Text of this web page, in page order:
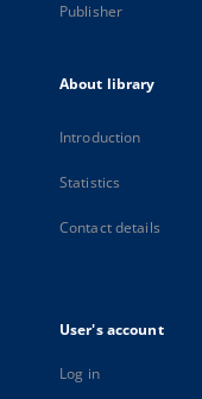
Publisher
About library
Introduction
Statistics
Contact details
User's account
Log in